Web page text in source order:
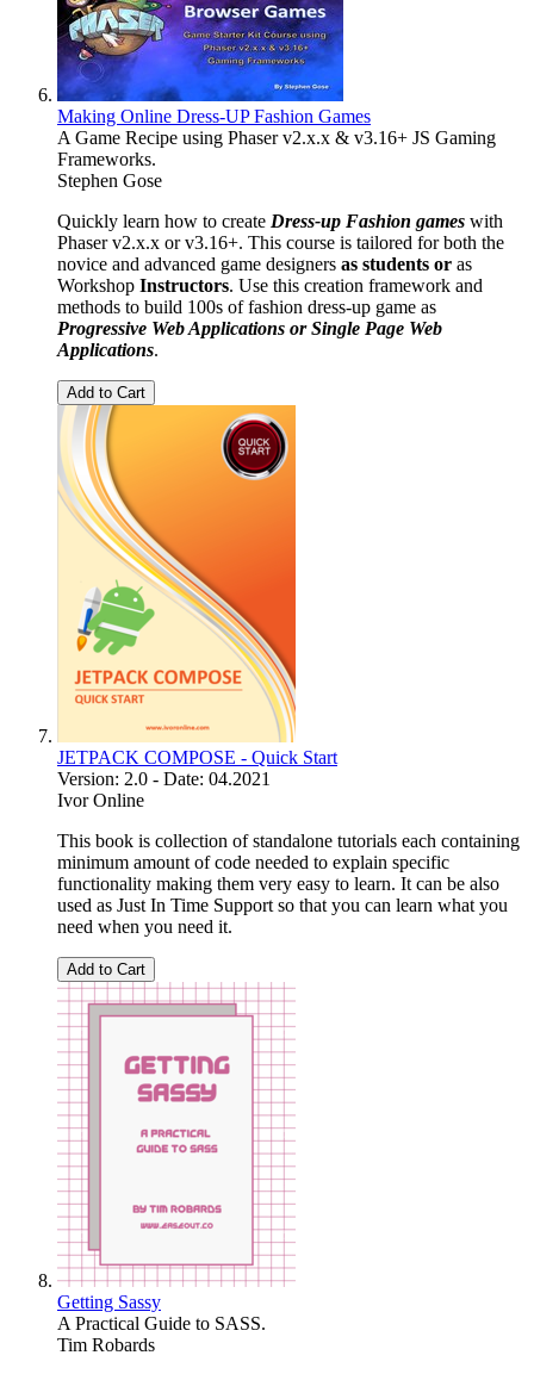
Making Online Dress-UP Fashion Games
A Game Recipe using Phaser v2.x.x & v3.16+ JS Gaming
Frameworks.
Stephen Gose
Quickly learn how to create Dress-up Fashion games with
Phaser v2.x.x or v3.16+. This course is tailored for both the
novice and advanced game designers as students or as
Workshop Instructors. Use this creation framework and
methods to build 100s of fashion dress-up game as
Progressive Web Applications or Single Page Web
Applications.
Add to Cart
JETPACK COMPOSE - Quick Start
Version: 2.0 - Date: 04.2021
Ivor Online
This book is collection of standalone tutorials each containing
minimum amount of code needed to explain specific
functionality making them very easy to learn. It can be also
used as Just In Time Support so that you can learn what you
need when you need it.
Add to Cart
Getting Sassy
A Practical Guide to SASS.
Tim Robards